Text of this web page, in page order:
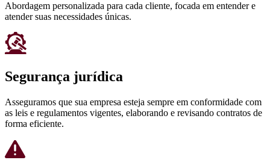
Abordagem personalizada para cada cliente, focada em entender e
atender suas necessidades únicas.
Segurança jurídica
Asseguramos que sua empresa esteja sempre em conformidade com
as leis e regulamentos vigentes, elaborando e revisando contratos de
forma eficiente.